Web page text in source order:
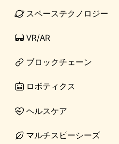
スペーステクノロジー
VR/AR
ブロックチェーン
ロボティクス
ヘルスケア
マルチスピーシーズ